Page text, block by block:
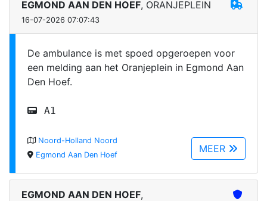
EGMOND AAN DEN HOEF, ORANJEPLEIN
16-07-2026 07:07:43
De ambulance is met spoed opgeroepen voor
een melding aan het Oranjeplein in Egmond Aan
Den Hoef.
A1
MEER
Noord-Holland Noord
Egmond Aan Den Hoef
EGMOND AAN DEN HOEF,